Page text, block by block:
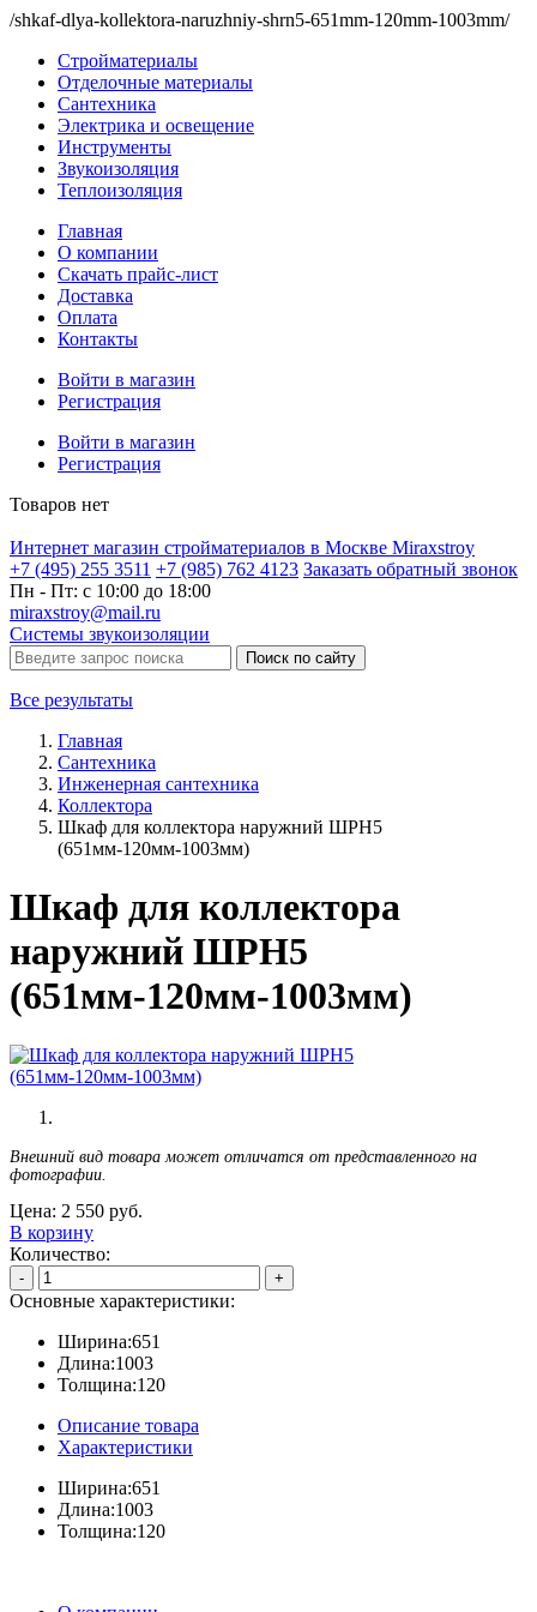
/shkaf-dlya-kollektora-naruzhniy-shrn5-651mm-120mm-1003mm/
Стройматериалы
Отделочные материалы
Сантехника
Электрика и освещение
Инструменты
Звукоизоляция
Теплоизоляция
Главная
О компании
Скачать прайс-лист
Доставка
Оплата
Контакты
Войти в магазин
Регистрация
Войти в магазин
Регистрация
Товаров нет
Интернет магазин стройматериалов в Москве Miraxstroy
+7 (495) 255 3511 +7 (985) 762 4123 Заказать обратный звонок
Пн - Пт: с 10:00 до 18:00
miraxstroy@mail.ru
Системы звукоизоляции
Поиск по сайту
Все результаты
Главная
Сантехника
Инженерная сантехника
Коллектора
Шкаф для коллектора наружний ШРН5
(651мм-120мм-1003мм)
Шкаф для коллектора
наружний ШРН5
(651мм-120мм-1003мм)
Внешний вид товара может отличатся от представленного на
фотографии.
Цена: 2 550 руб.
В корзину
Количество:
- +
Основные характеристики:
Ширина:651
Длина:1003
Толщина:120
Описание товара
Характеристики
Ширина:651
Длина:1003
Толщина:120